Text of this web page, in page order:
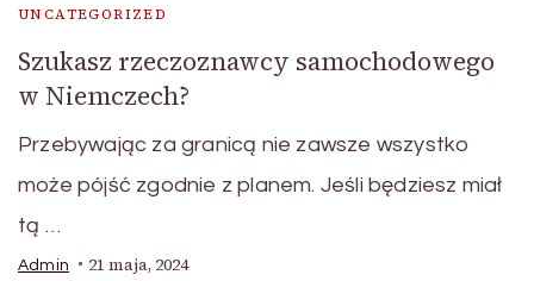
UNCATEGORIZED
Szukasz rzeczoznawcy samochodowego
w Niemczech?
Przebywając za granicą nie zawsze wszystko
może pójść zgodnie z planem. Jeśli będziesz miał
tą …
Admin 21 maja, 2024